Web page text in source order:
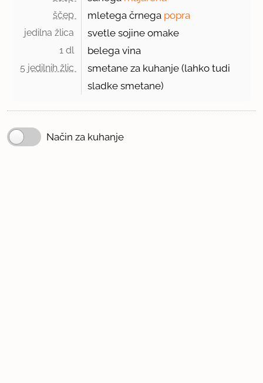
ščep mletega črnega popra
jedilna žlica svetle sojine omake
1 dl belega vina
5 jedilnih žlic
smetane za kuhanje (lahko tudi
sladke smetane)
Način za kuhanje